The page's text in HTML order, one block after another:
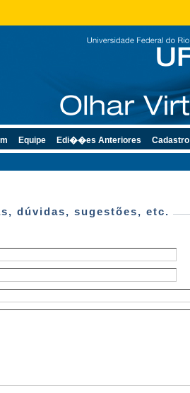
dúvidas, sugestões, etc.
Equipe Edi��es Anteriores Cadastro